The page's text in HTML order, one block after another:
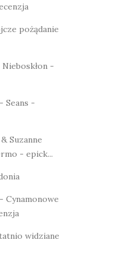
pożądanie
-
Seans -
Suzanne
- epick...
Cynamonowe
widziane